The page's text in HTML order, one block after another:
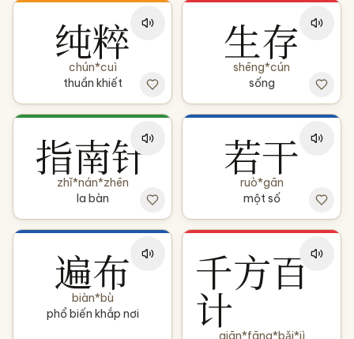
纯粹
chún*cuì
thuần khiết
生存
shēng*cún
sống
指南针
zhǐ*nán*zhēn
la bàn
若干
ruò*gān
một số
遍布
biàn*bù
phổ biến khắp nơi
千方百
计qiān*fāng*bǎi*jì